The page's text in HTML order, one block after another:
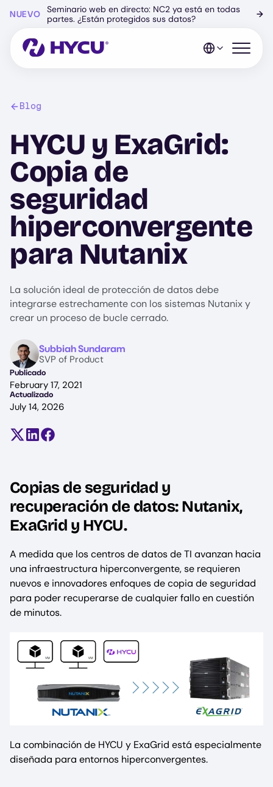
principal
NUEVO
Seminario web en directo: NC2 ya está en todas
partes. ¿Están protegidos sus datos?
→
Abrir el
Blog
HYCU y ExaGrid:
Copia de
seguridad
hiperconvergente
para Nutanix
La solución ideal de protección de datos debe
integrarse estrechamente con los sistemas Nutanix y
crear un proceso de bucle cerrado.
ImageSubbiah Sundaram
SVP of Product
Publicado
February 17, 2021
Actualizado
July 14, 2026
Compartir en X (antes Twitter)
Compartir en LinkedIn
Compartir en Facebook
Copias de seguridad y
recuperación de datos: Nutanix,
ExaGrid y HYCU.
A medida que los centros de datos de TI avanzan hacia
una infraestructura hiperconvergente, se requieren
nuevos e innovadores enfoques de copia de seguridad
para poder recuperarse de cualquier fallo en cuestión
de minutos.
La combinación de HYCU y ExaGrid está especialmente
diseñada para entornos hiperconvergentes.